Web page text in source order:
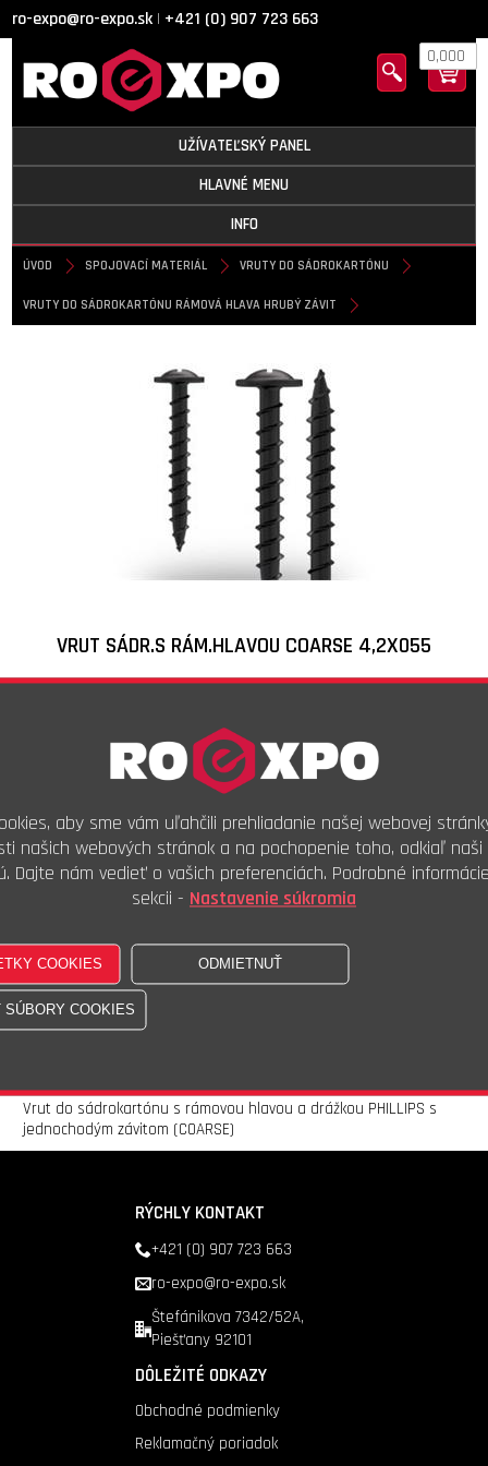
ro-expo@ro-expo.sk | +421 (0) 907 723 663
0,000
UŽÍVATEĽSKÝ PANEL
HLAVNÉ MENU
INFO
ÚVOD SPOJOVACÍ MATERIÁL VRUTY DO SÁDROKARTÓNU
VRUTY DO SÁDROKARTÓNU RÁMOVÁ HLAVA HRUBÝ ZÁVIT
VRUT SÁDR.S RÁM.HLAVOU COARSE 4,2X055
Objednávkový kód:
1,72€s DPH
1,40€bez DPH
100ks
Kúpiť
Skladom - 30 100ks
Vrut do sádrokartónu s rámovou hlavou a drážkou PHILLIPS s
jednochodým závitom (COARSE)
aby sme vám uľahčili prehliadanie našej webovej
našich webových stránok a na pochopenie toho, odkiaľ naši
Dajte nám vedieť o vašich preferenciách. Podrobné
sekcii - Nastavenie súkromia
RÝCHLY KONTAKT
+421 (0) 907 723 663
ro-expo@ro-expo.sk
Štefánikova 7342/52A,
Piešťany 92101
DÔLEŽITÉ ODKAZY
Obchodné podmienky
Reklamačný poriadok